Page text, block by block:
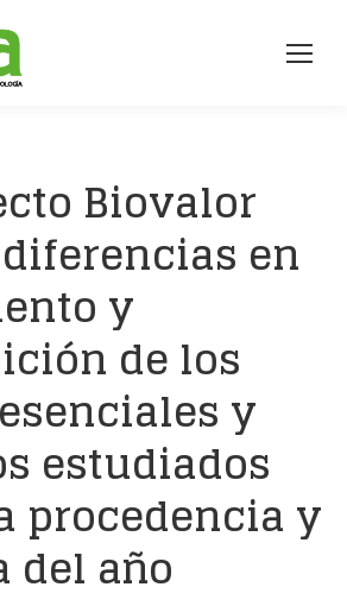
Biovalor
en
y
de los
y
estudiados
procedencia y
del año